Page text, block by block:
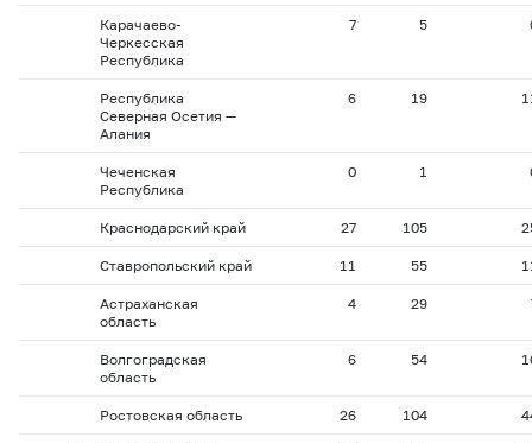
Карачаево-
Черкесская
Республика
7 5
Республика
Северная Осетия —
Алания
6 19
Чеченская
Республика
0 1
Краснодарский край 27 105
Ставропольский край 11 55
Астраханская
область
4 29
Волгоградская
область
6 54
Ростовская область 26 104